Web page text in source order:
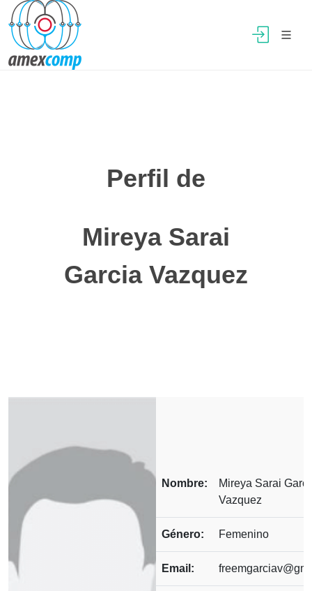
Perfil de
Mireya Sarai
Garcia Vazquez
Nombre:
Mireya Sarai
Vazquez
Género: Femenino
Email: